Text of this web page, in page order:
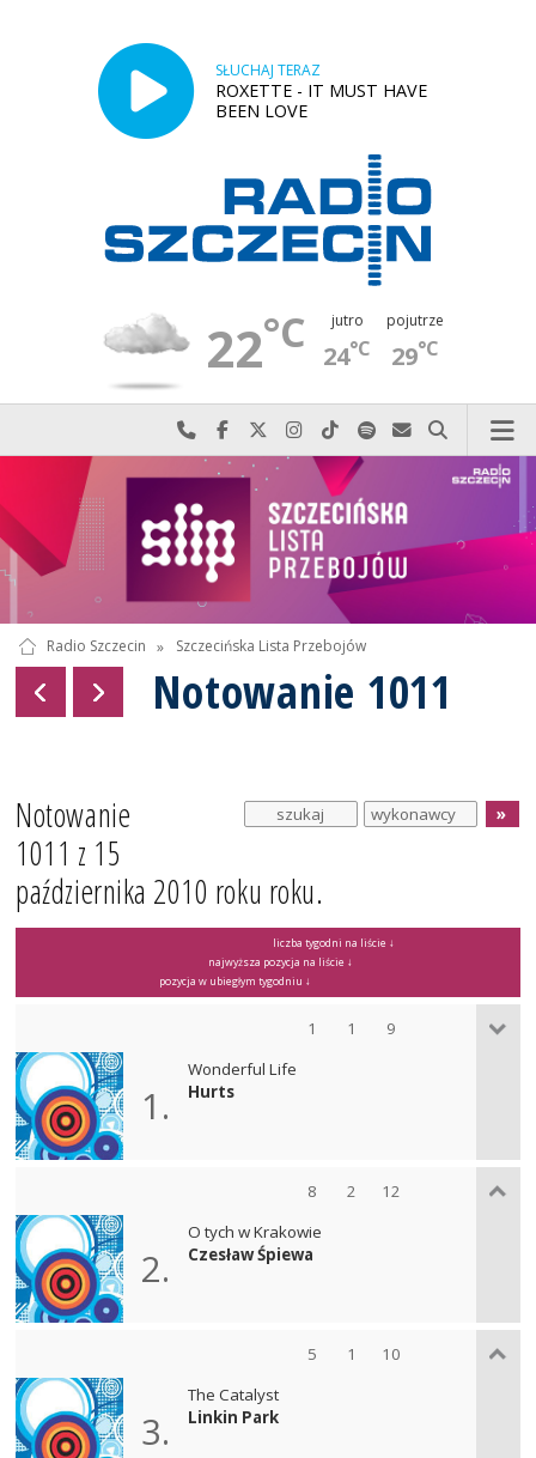
SŁUCHAJ TERAZ
ROXETTE - IT MUST HAVE
BEEN LOVE
22°C jutro
24°C
pojutrze
29°C
Najlepiej po prostu do nas zadzwoń
Odwiedź nas na Facebook-u
Odwiedź nas na X
Odwiedź nas na Instagram-ie
Odwiedź nas na TikTok-u
Szukaj nas na Spotify
Wyślij do nas
Szukaj
Radio Szczecin » Szczecińska Lista Przebojów
Notowanie 1011
Notowanie
1011 z 15
października 2010 roku roku.
liczba tygodni na liście ↓
najwyższa pozycja na liście ↓
pozycja w ubiegłym tygodniu ↓
1 1 9
1.
Wonderful Life
Hurts
8 2 12
2.
O tych w Krakowie
Czesław Śpiewa
5 1 10
3.
The Catalyst
Linkin Park